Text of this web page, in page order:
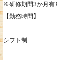
※研修期間3か月有
【勤務時間】
シフト制